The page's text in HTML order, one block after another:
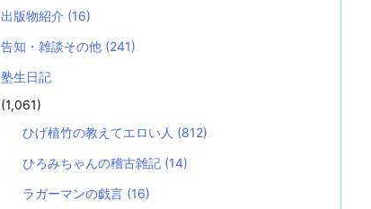
出版物紹介 (16)
告知・雑談その他 (241)
塾生日記
(1,061)
ひげ植竹の教えてエロい人 (812)
ひろみちゃんの稽古雑記 (14)
ラガーマンの戯言 (16)